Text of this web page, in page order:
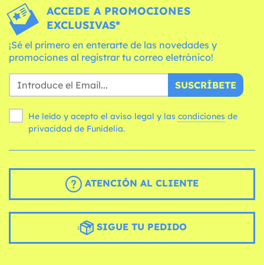
ACCEDE A PROMOCIONES
EXCLUSIVAS*
¡Sé el primero en enterarte de las novedades y
promociones al registrar tu correo eletrónico!
SUSCRÍBETE
He leído y acepto el aviso legal y las condiciones
privacidad de Funidelia.
ATENCIÓN AL CLIENTE
SIGUE TU PEDIDO